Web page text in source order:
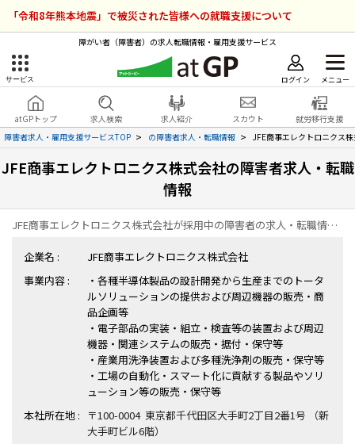
「令和8年熊本地震」で被災された皆様への就職支援について
障がい者（障害者）の求人転職情報・雇用支援サービス
サービス ログイン メニュー
atGPトップ 求人検索 求人紹介 スカウト
就労移行支援
障害者求人・雇用支援サービスTOP
の障害者求人・転職情報 JFE商事エレクトロニクス
JFE商事エレクトロニクス株式会社の障害者求人・転職
情報
JFE商事エレクトロニクス株式会社が採用中の障害者の求人・転職情報の一覧ページです。
企業名 :
JFE商事エレクトロニクス株式会社
事業内容 :
・各種半導体製品の設計開発から生産までのトータ
ルソリューションの提供および周辺機器の販売・商
品企画等
・電子部品の実装・組立・検査等の装置および周辺
機器・関連システムの販売・据付・保守等
・産業用洗浄装置および多種洗浄剤の販売・保守等
・工場の自動化・スマート化に貢献する製品やソリ
ューション等の販売・保守等
本社所在地 :
〒100-0004 東京都千代田区大手町2丁目2番1号 （新
大手町ビル6階）
障害者雇用のアットジーピー
サービスラインナップ
就転職支援サービス
障害者専門の就転職支援サービス
障害者アスリート専門の就転職支援サービス
ハイスキルな障害者の転職支援サービス
障害のある新卒学生専門の就職エージェントサービス
ログイン 会員登録 無料
atGPトップ
各種サービス
求人を検索する
求人を紹介してもらう
スカウトを受ける
就労移行支援サービス
就職・転職ノウハウ